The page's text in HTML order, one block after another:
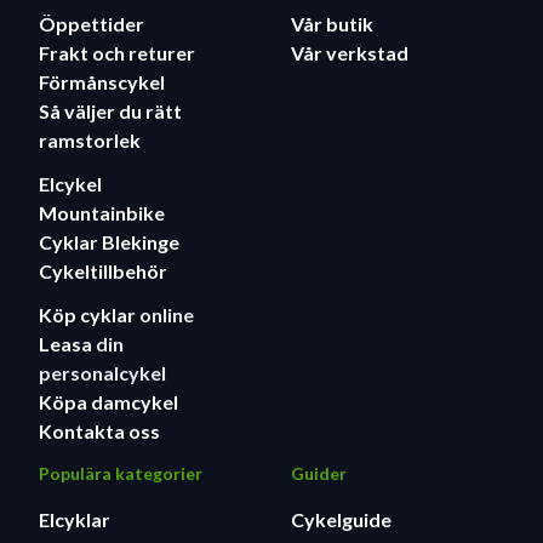
elcyklarna i Crescents sortiment.
Öppettider
Frakt och returer
Förmånscykel
Så väljer du rätt
ramstorlek
Elcykel
Mountainbike
Cyklar Blekinge
Cykeltillbehör
Köp cyklar online
Leasa din
personalcykel
Köpa damcykel
Kontakta oss
Vår butik
Vår verkstad
Populära kategorier
Elcyklar
Guider
Cykelguide